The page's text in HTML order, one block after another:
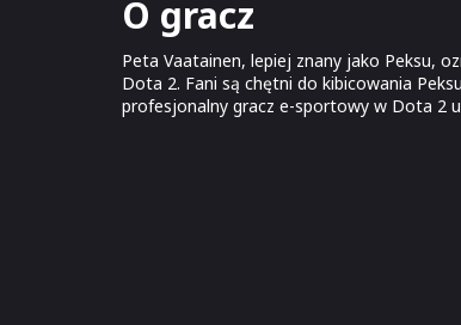
O gracz
Peta Vaatainen, lepiej znany jako Peksu,
Dota 2. Fani są chętni do kibicowania
profesjonalny gracz e-sportowy w Dota 2